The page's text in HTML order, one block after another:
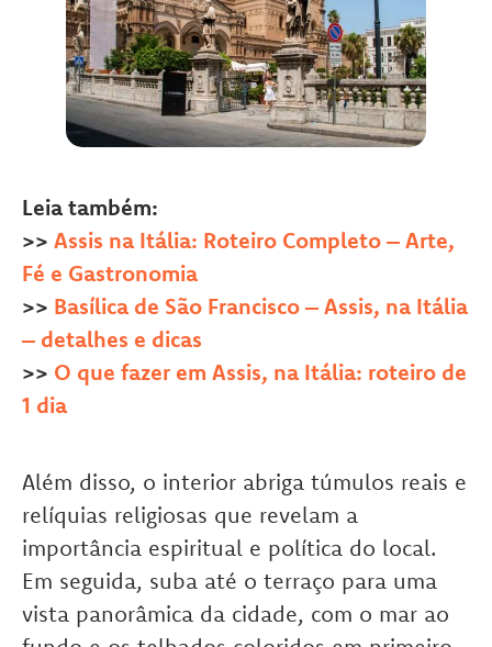
Leia também:
>> Assis na Itália: Roteiro Completo – Arte,
Fé e Gastronomia
>> Basílica de São Francisco – Assis, na Itália
– detalhes e dicas
>> O que fazer em Assis, na Itália: roteiro de
1 dia
Além disso, o interior abriga túmulos reais e
relíquias religiosas que revelam a
importância espiritual e política do local.
Em seguida, suba até o terraço para uma
vista panorâmica da cidade, com o mar ao